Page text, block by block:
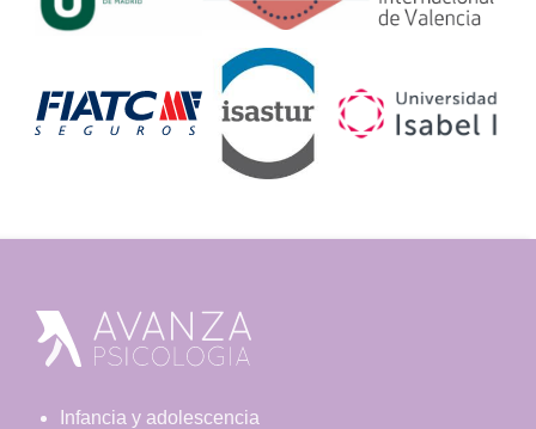
Footer
Infancia y adolescencia